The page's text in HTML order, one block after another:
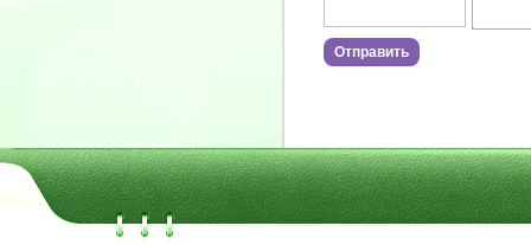
МБУК "Ужурская ЦБС" | 2011-2026 | www.cbsuzr.ru